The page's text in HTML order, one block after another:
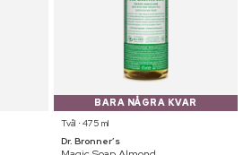
BARA NÅGRA KVAR
Tvål ⋅ 475 ml
Dr. Bronner’s